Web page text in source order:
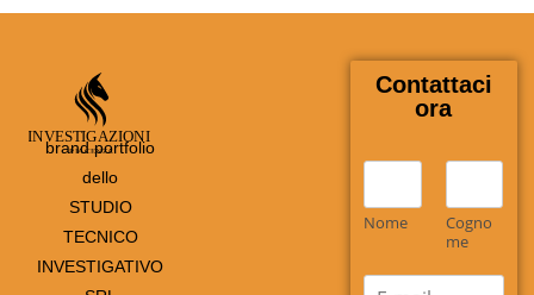
brand portfolio
dello
STUDIO
TECNICO
INVESTIGATIVO
Contattaci
ora
N
m
Nome
Cogno
me
E